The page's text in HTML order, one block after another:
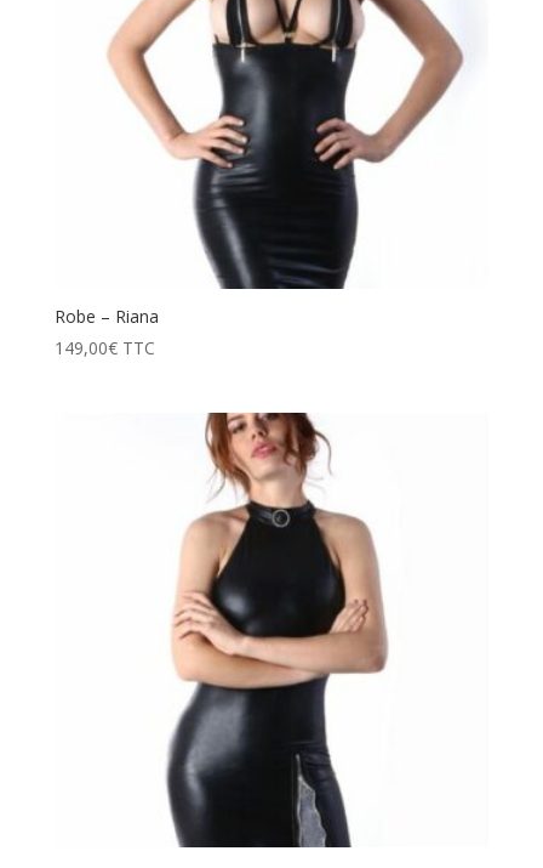
Robe – Riana
149,00€ TTC